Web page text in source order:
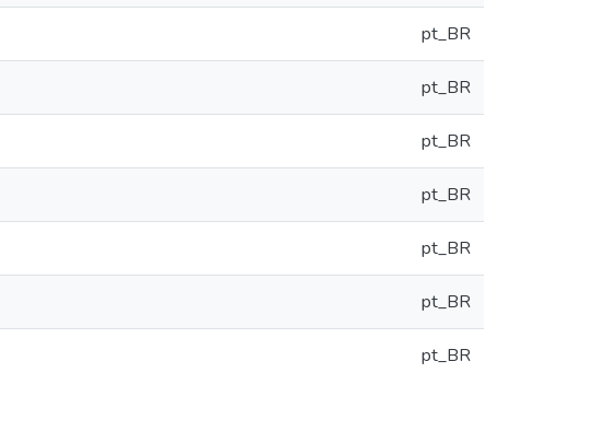
pt_BR
pt_BR
pt_BR
pt_BR
pt_BR
pt_BR
pt_BR